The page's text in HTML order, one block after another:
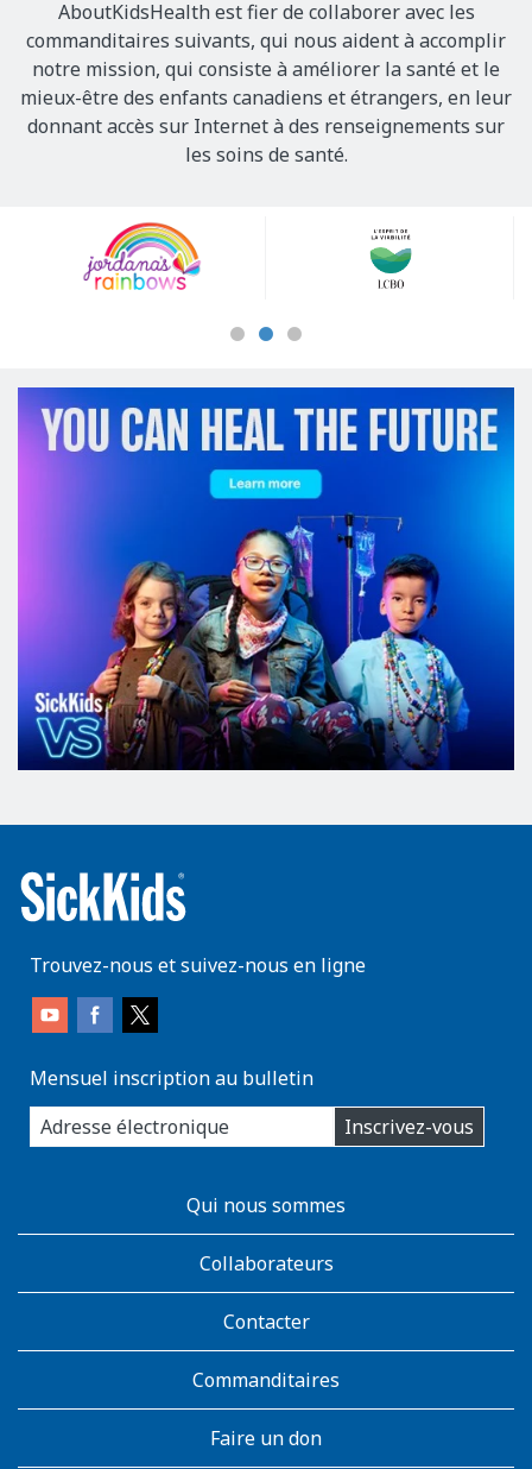
AboutKidsHealth est fier de collaborer avec les
commanditaires suivants, qui nous aident à accomplir
notre mission, qui consiste à améliorer la santé et le
mieux-être des enfants canadiens et étrangers, en leur
donnant accès sur Internet à des renseignements sur
les soins de santé.
Sponsors
Trouvez-nous et suivez-nous en ligne
Mensuel inscription au bulletin
enter
you
email
Inscrivez-vous
AboutKidsHealthQui nous sommes
Collaborateurs
Contacter
Commanditaires
Faire un don